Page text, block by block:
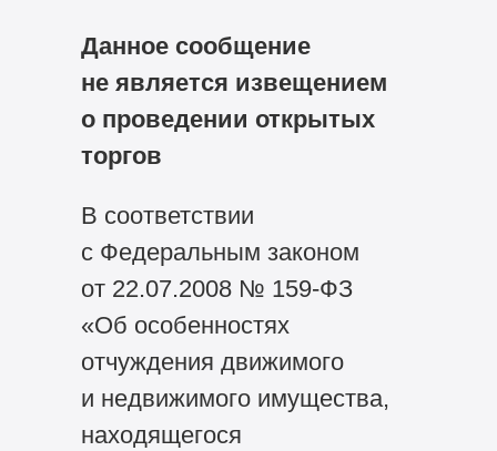
Данное сообщение
не является извещением
о проведении открытых
торгов
В соответствии
с Федеральным законом
от 22.07.2008 № 159-ФЗ
«Об особенностях
отчуждения движимого
и недвижимого имущества,
находящегося